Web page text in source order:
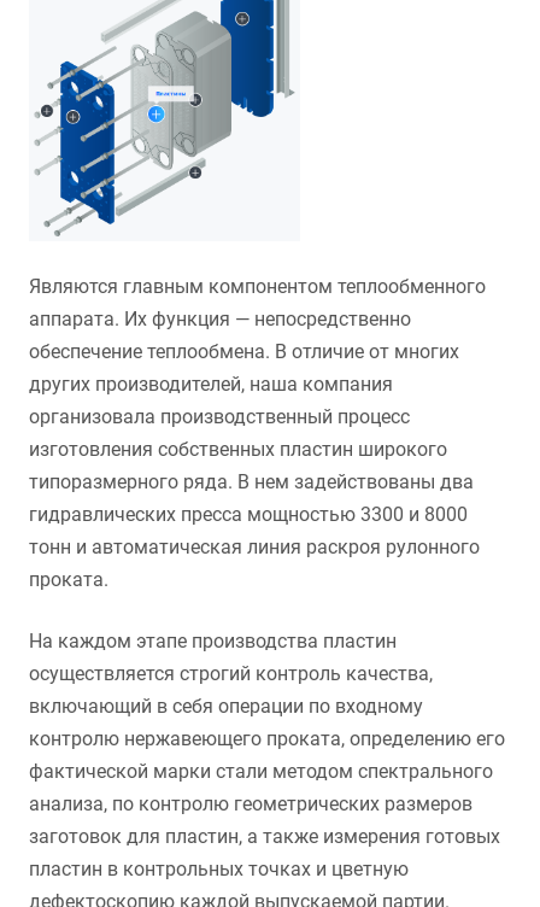
Являются главным компонентом теплообменного
аппарата. Их функция — непосредственно
обеспечение теплообмена. В отличие от многих
других производителей, наша компания
организовала производственный процесс
изготовления собственных пластин широкого
типоразмерного ряда. В нем задействованы два
гидравлических пресса мощностью 3300 и 8000
тонн и автоматическая линия раскроя рулонного
проката.
На каждом этапе производства пластин
осуществляется строгий контроль качества,
включающий в себя операции по входному
контролю нержавеющего проката, определению его
фактической марки стали методом спектрального
анализа, по контролю геометрических размеров
заготовок для пластин, а также измерения готовых
пластин в контрольных точках и цветную
дефектоскопию каждой выпускаемой партии.